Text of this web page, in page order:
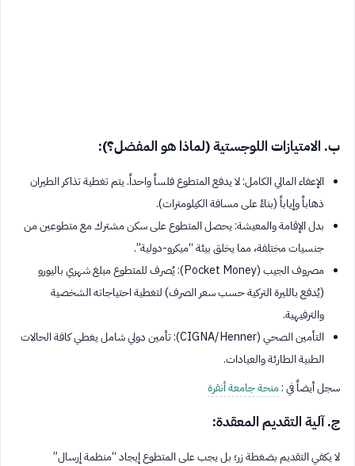
ب. الامتيازات اللوجستية (لماذا هو المفضل؟):
الإعفاء المالي الكامل: لا يدفع المتطوع فلساً واحداً. يتم تغطية تذاكر الطيران
ذهاباً وإياباً (بناءً على مسافة الكيلومترات).
بدل الإقامة والمعيشة: يحصل المتطوع على سكن مشترك مع متطوعين من
جنسيات مختلفة، مما يخلق بيئة “ميكرو-دولية”.
مصروف الجيب (Pocket Money): يُصرف للمتطوع مبلغ شهري باليورو
(يُدفع بالليرة التركية حسب سعر الصرف) لتغطية احتياجاته الشخصية
والترفيهية.
التأمين الصحي (CIGNA/Henner): تأمين دولي شامل يغطي كافة الحالات
الطبية الطارئة والعيادات.
سجل أيضاً في :منحة جامعة أنقرة
ج. آلية التقديم المعقدة:
لا يكفي التقديم بضغطة زر؛ بل يجب على المتطوع إيجاد “منظمة إرسال”